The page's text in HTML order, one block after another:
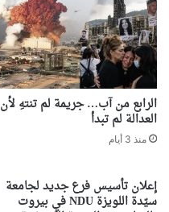
الرابع من آب… جريمة لم تنتهِ لأن
العدالة لم تبدأ
منذ 3 أيام
إعلان تأسيس فرع جديد لجامعة
سيّدة اللويزة NDU في بيروت